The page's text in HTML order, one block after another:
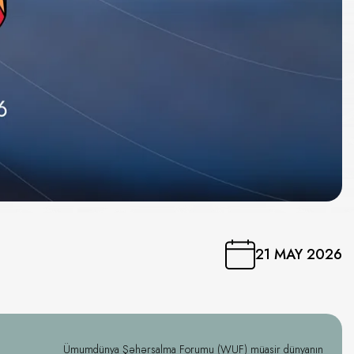
21 MAY 2026
Ümumdünya Şəhərsalma Forumu (WUF) müasir dünyanın